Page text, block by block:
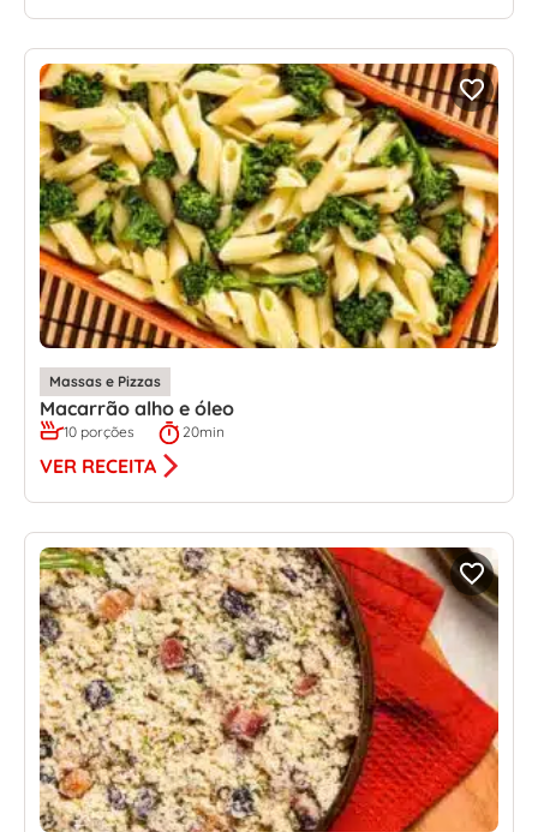
Massas e Pizzas
Macarrão alho e óleo
10 porções 20min
VER RECEITA